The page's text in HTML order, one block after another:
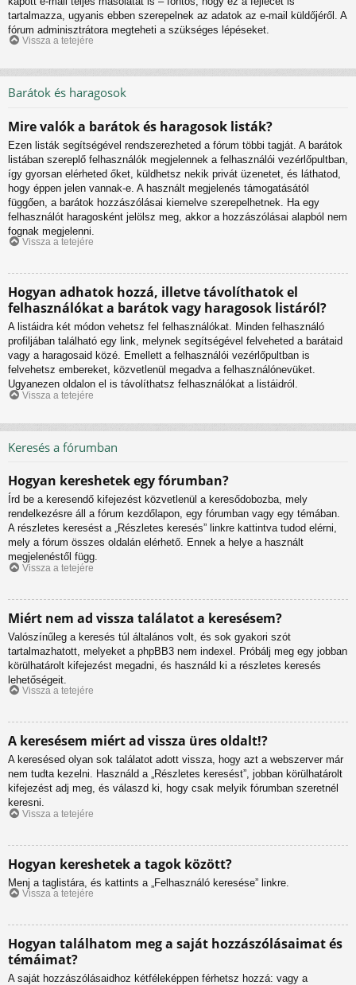
tartalmazza, ugyanis ebben szerepelnek az adatok az e-mail küldőjéről. A
fórum adminisztrátora megteheti a szükséges lépéseket.
Vissza a tetejére
Barátok és haragosok
Mire valók a barátok és haragosok listák?
Ezen listák segítségével rendszerezheted a fórum többi tagját. A barátok
listában szereplő felhasználók megjelennek a felhasználói vezérlőpultban,
így gyorsan elérheted őket, küldhetsz nekik privát üzenetet, és láthatod,
hogy éppen jelen vannak-e. A használt megjelenés támogatásától
függően, a barátok hozzászólásai kiemelve szerepelhetnek. Ha egy
felhasználót haragosként jelölsz meg, akkor a hozzászólásai alapból nem
fognak megjelenni.
Vissza a tetejére
Hogyan adhatok hozzá, illetve távolíthatok el
felhasználókat a barátok vagy haragosok listáról?
A listáidra két módon vehetsz fel felhasználókat. Minden felhasználó
profiljában található egy link, melynek segítségével felveheted a barátaid
vagy a haragosaid közé. Emellett a felhasználói vezérlőpultban is
felvehetsz embereket, közvetlenül megadva a felhasználónevüket.
Ugyanezen oldalon el is távolíthatsz felhasználókat a listáidról.
Vissza a tetejére
Keresés a fórumban
Hogyan kereshetek egy fórumban?
Írd be a keresendő kifejezést közvetlenül a keresődobozba, mely
rendelkezésre áll a fórum kezdőlapon, egy fórumban vagy egy témában.
A részletes keresést a „Részletes keresés” linkre kattintva tudod elérni,
mely a fórum összes oldalán elérhető. Ennek a helye a használt
megjelenéstől függ.
Vissza a tetejére
Miért nem ad vissza találatot a keresésem?
Valószínűleg a keresés túl általános volt, és sok gyakori szót
tartalmazhatott, melyeket a phpBB3 nem indexel. Próbálj meg egy jobban
körülhatárolt kifejezést megadni, és használd ki a részletes keresés
lehetőségeit.
Vissza a tetejére
A keresésem miért ad vissza üres oldalt!?
A keresésed olyan sok találatot adott vissza, hogy azt a webszerver már
nem tudta kezelni. Használd a „Részletes keresést”, jobban körülhatárolt
kifejezést adj meg, és válaszd ki, hogy csak melyik fórumban szeretnél
keresni.
Vissza a tetejére
Hogyan kereshetek a tagok között?
Menj a taglistára, és kattints a „Felhasználó keresése” linkre.
Vissza a tetejére
Hogyan találhatom meg a saját hozzászólásaimat és
témáimat?
A saját hozzászólásaidhoz kétféleképpen férhetsz hozzá: vagy a